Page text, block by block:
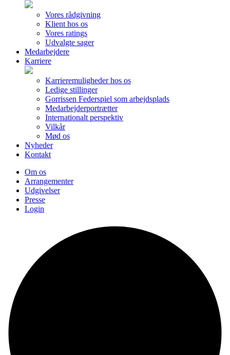
Vores rådgivning
Klient hos os
Vores ratings
Udvalgte sager
Medarbejdere
Karriere
Karrieremuligheder hos os
Ledige stillinger
Gorrissen Federspiel som arbejdsplads
Medarbejderportrætter
Internationalt perspektiv
Vilkår
Mød os
Nyheder
Kontakt
Om os
Arrangementer
Udgivelser
Presse
Login